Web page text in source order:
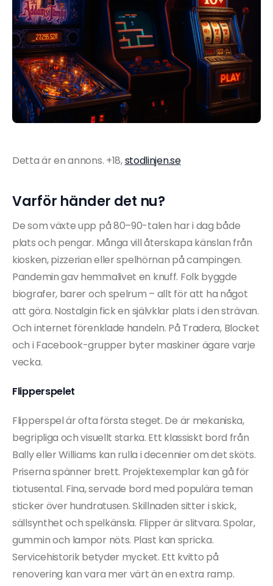
Detta är en annons. +18,stodlinjen.se
Varför händer det nu?
De som växte upp på 80–90-talen har i dag både
plats och pengar. Många vill återskapa känslan från
kiosken, pizzerian eller spelhörnan på campingen.
Pandemin gav hemmalivet en knuff. Folk byggde
biografer, barer och spelrum – allt för att ha något
att göra. Nostalgin fick en självklar plats i den strävan.
Och internet förenklade handeln. På Tradera, Blocket
och i Facebook-grupper byter maskiner ägare varje
vecka.
Flipperspelet
Flipperspel är ofta första steget. De är mekaniska,
begripliga och visuellt starka. Ett klassiskt bord från
Bally eller Williams kan rulla i decennier om det sköts.
Priserna spänner brett. Projektexemplar kan gå för
tiotusental. Fina, servade bord med populära teman
sticker över hundratusen. Skillnaden sitter i skick,
sällsynthet och spelkänsla. Flipper är slitvara. Spolar,
gummin och lampor nöts. Plast kan spricka.
Servicehistorik betyder mycket. Ett kvitto på
renovering kan vara mer värt än en extra ramp.